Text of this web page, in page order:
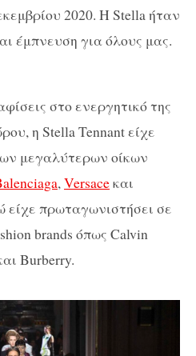
2020. Η Stella ήταν
έμπνευση για όλους μας.
στο ενεργητικό της
η Stella Tennant είχε
μεγαλύτερων οίκων
,Versaceκαι
είχε πρωταγωνιστήσει σε
brands όπως Calvin
Burberry.